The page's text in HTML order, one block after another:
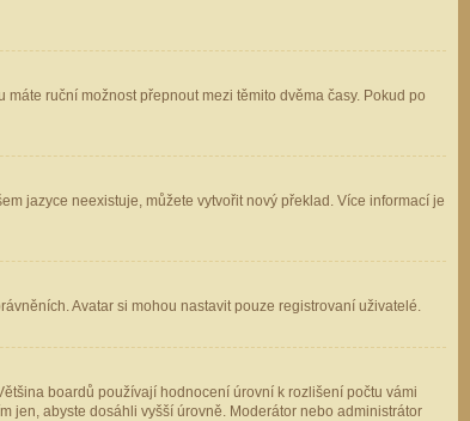
ruční možnost přepnout mezi těmito dvěma časy. Pokud po
jazyce neexistuje, můžete vytvořit nový překlad. Více informací je
Avatar si mohou nastavit pouze registrovaní uživatelé.
boardů používají hodnocení úrovní k rozlišení počtu vámi
jen, abyste dosáhli vyšší úrovně. Moderátor nebo administrátor